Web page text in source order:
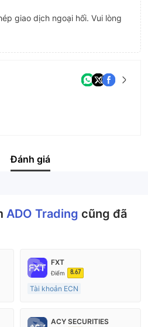
giao dịch ngoại hối. Vui lòng
Đánh giá
ADO Trading cũng đã
FXT
Điểm 8.67
Tài khoản ECN
Đăng ký tại Nước Úc
ACY SECURITIES